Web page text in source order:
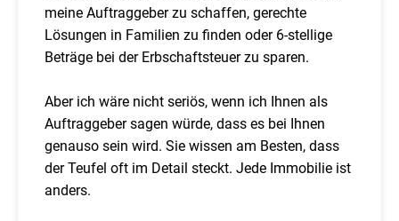
meine Auftraggeber zu schaffen, gerechte
Lösungen in Familien zu finden oder 6-stellige
Beträge bei der Erbschaftsteuer zu sparen.
Aber ich wäre nicht seriös, wenn ich Ihnen als
Auftraggeber sagen würde, dass es bei Ihnen
genauso sein wird. Sie wissen am Besten, dass
der Teufel oft im Detail steckt. Jede Immobilie ist
anders.